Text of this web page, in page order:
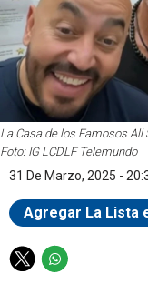
La Casa de los Famosos
Foto: IG LCDLF Telemundo
31 De Marzo, 2025 -
Agregar La Lista
T
W